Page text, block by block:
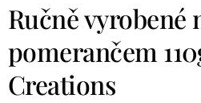
Ručně vyrobené
pomerančem
Creations